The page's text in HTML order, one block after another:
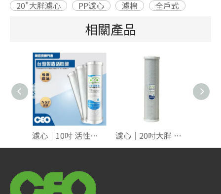
20"大胖濾心 PP濾心 濾棉 全戶式
相關產品
濾心｜10吋 活性碳 CTO 共3款 濾心｜20吋大胖 活性碳CTO 【高效燒結】500T